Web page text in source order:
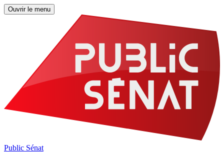
Ouvrir le menu
Public Sénat